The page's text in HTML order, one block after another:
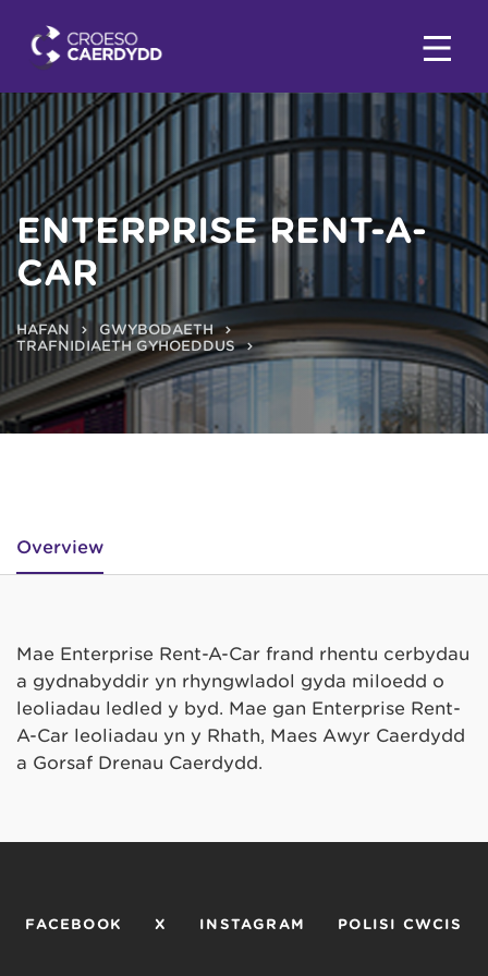
ENTERPRISE RENT-A-
CAR
HAFAN
GWYBODAETH
TRAFNIDIAETH GYHOEDDUS
Overview
Mae Enterprise Rent-A-Car frand rhentu cerbydau
a gydnabyddir yn rhyngwladol gyda miloedd o
leoliadau ledled y byd. Mae gan Enterprise Rent-
A-Car leoliadau yn y Rhath, Maes Awyr Caerdydd
a Gorsaf Drenau Caerdydd.
FACEBOOK X INSTAGRAM POLISI CWCIS